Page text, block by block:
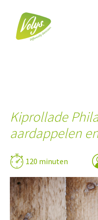
Kiprollade
aardappelen
120 minuten